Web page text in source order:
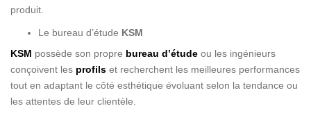
produit.
Le bureau d’étude KSM
KSM possède son propre bureau d’étude ou les ingénieurs
conçoivent les profils et recherchent les meilleures performances
tout en adaptant le côté esthétique évoluant selon la tendance ou
les attentes de leur clientèle.